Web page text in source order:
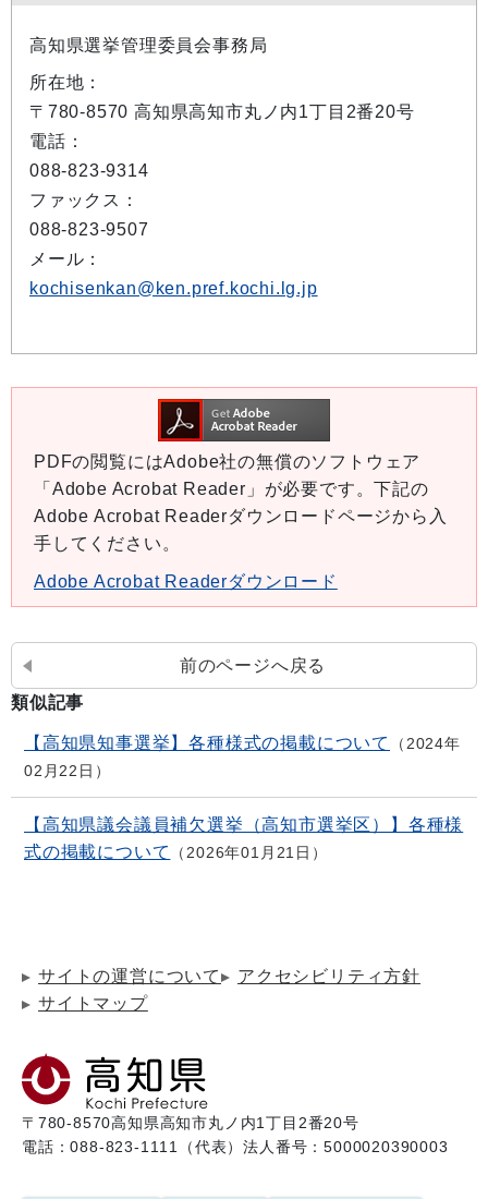
高知県選挙管理委員会事務局
所在地：
〒780-8570 高知県高知市丸ノ内1丁目2番20号
電話：
088-823-9314
ファックス：
088-823-9507
メール：
kochisenkan@ken.pref.kochi.lg.jp
PDFの閲覧にはAdobe社の無償のソフトウェア
「Adobe Acrobat Reader」が必要です。下記の
Adobe Acrobat Readerダウンロードページから入
手してください。
Adobe Acrobat Readerダウンロード
前のページへ戻る
類似記事
【高知県知事選挙】各種様式の掲載について
2024年
02月22日
【高知県議会議員補欠選挙（高知市選挙区）】各種様
式の掲載について
2026年01月21日
サイトの運営について
アクセシビリティ方針
サイトマップ
〒780-8570高知県高知市丸ノ内1丁目2番20号
電話：088-823-1111（代表）法人番号：5000020390003